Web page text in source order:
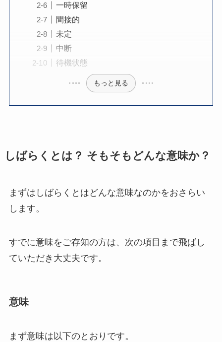
一時保留
間接的
未定
中断
待機状態
もっと見る
しばらくとは？ そもそもどんな意味か？
まずはしばらくとはどんな意味なのかをおさらい
します。
すでに意味をご存知の方は、次の項目まで飛ばし
ていただき大丈夫です。
意味
まず意味は以下のとおりです。